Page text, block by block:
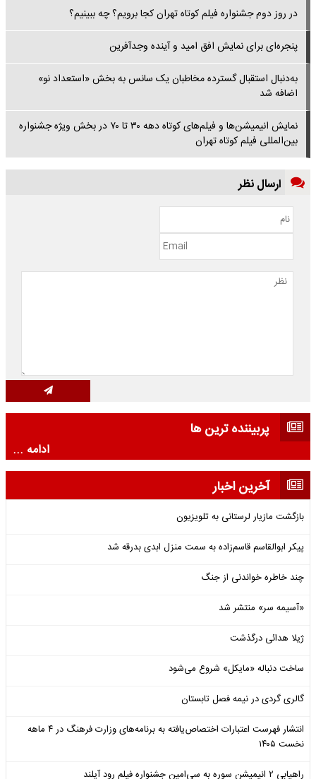
در روز دوم جشنواره فیلم کوتاه تهران کجا برویم؟ چه ببینیم؟
پنجره‌ای برای نمایش افق امید و آینده‌ وجدآفرین
به‌دنبال استقبال گسترده مخاطبان یک سانس به بخش «استعداد نو»
اضافه شد
نمایش انیمیشن‌ها و فیلم‌های کوتاه دهه ۳۰ تا ۷۰ در بخش ویژه جشنواره
بین‌المللی فیلم کوتاه تهران
ارسال نظر
پربیننده ترین ها
ادامه ...
آخرین اخبار
بازگشت مازیار لرستانی به تلویزیون
پیکر ابوالقاسم قاسم‌زاده به سمت منزل ابدی بدرقه شد
چند خاطره خواندنی از جنگ
«آسیمه سر» منتشر شد
ژیلا هدائی درگذشت
ساخت دنباله «مایکل» شروع می‌شود
گالری گردی در نیمه فصل تابستان
انتشار فهرست اعتبارات اختصاص‌یافته به برنامه‌های وزارت فرهنگ در ۴ ماهه
نخست ۱۴۰۵
راهیابی ۲ انیمیشن سوره به سی‌امین جشنواره فیلم رود آیلند